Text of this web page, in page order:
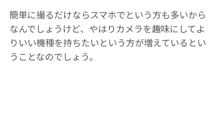
簡単に撮るだけならスマホでという方も多いから
なんでしょうけど、やはりカメラを趣味にしてよ
りいい機種を持ちたいという方が増えているとい
うことなのでしょう。